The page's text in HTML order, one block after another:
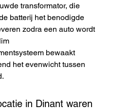
transformator, die
batterij het benodigde
zodra een auto wordt
bewaakt
het evenwicht tussen
in Dinant waren